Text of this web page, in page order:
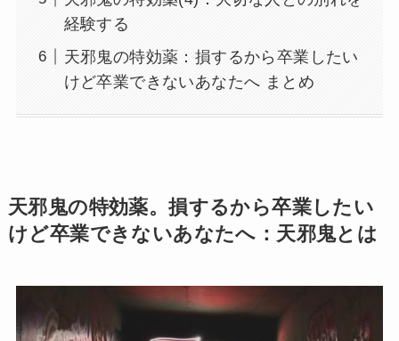
経験する
天邪鬼の特効薬：損するから卒業したい
けど卒業できないあなたへ まとめ
天邪鬼の特効薬。損するから卒業したい
けど卒業できないあなたへ：天邪鬼とは